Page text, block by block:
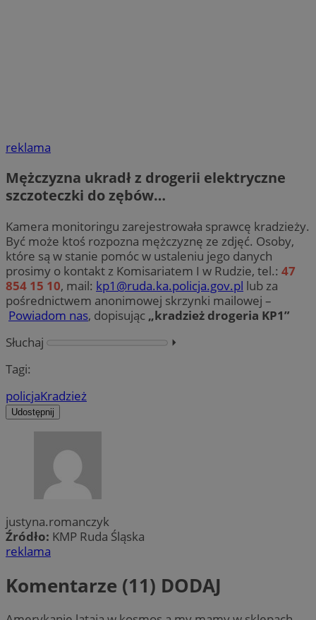
reklama
Mężczyzna ukradł z drogerii elektryczne
szczoteczki do zębów…
Kamera monitoringu zarejestrowała sprawcę kradzieży.
Być może ktoś rozpozna mężczyznę ze zdjęć. Osoby,
które są w stanie pomóc w ustaleniu jego danych
prosimy o kontakt z Komisariatem I w Rudzie, tel.: 47
854 15 10, mail: kp1@ruda.ka.policja.gov.pl lub za
pośrednictwem anonimowej skrzynki mailowej –
Powiadom nas, dopisując „kradzież drogeria KP1”
Słuchaj
⏵︎
Tagi:
policjaKradzież
Udostępnij
justyna.romanczyk
Źródło: KMP Ruda Śląska
reklama
Komentarze (11) DODAJ